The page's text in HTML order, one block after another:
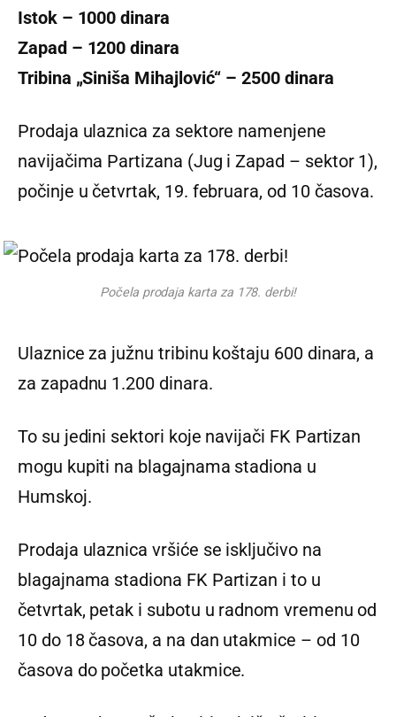
Istok – 1000 dinara
Zapad – 1200 dinara
Tribina „Siniša Mihajlović“ – 2500 dinara
Prodaja ulaznica za sektore namenjene
navijačima Partizana (Jug i Zapad – sektor 1),
počinje u četvrtak, 19. februara, od 10 časova.
Počela prodaja karta za 178. derbi!
Ulaznice za južnu tribinu koštaju 600 dinara, a
za zapadnu 1.200 dinara.
To su jedini sektori koje navijači FK Partizan
mogu kupiti na blagajnama stadiona u
Humskoj.
Prodaja ulaznica vršiće se isključivo na
blagajnama stadiona FK Partizan i to u
četvrtak, petak i subotu u radnom vremenu od
10 do 18 časova, a na dan utakmice – od 10
časova do početka utakmice.